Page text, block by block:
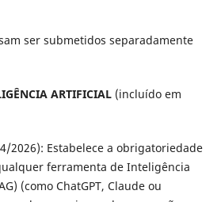
ser submetidos separadamente
ARTIFICIAL(incluído em
2026): Estabelece a obrigatoriedade
ferramenta de Inteligência
(como ChatGPT, Claude ou